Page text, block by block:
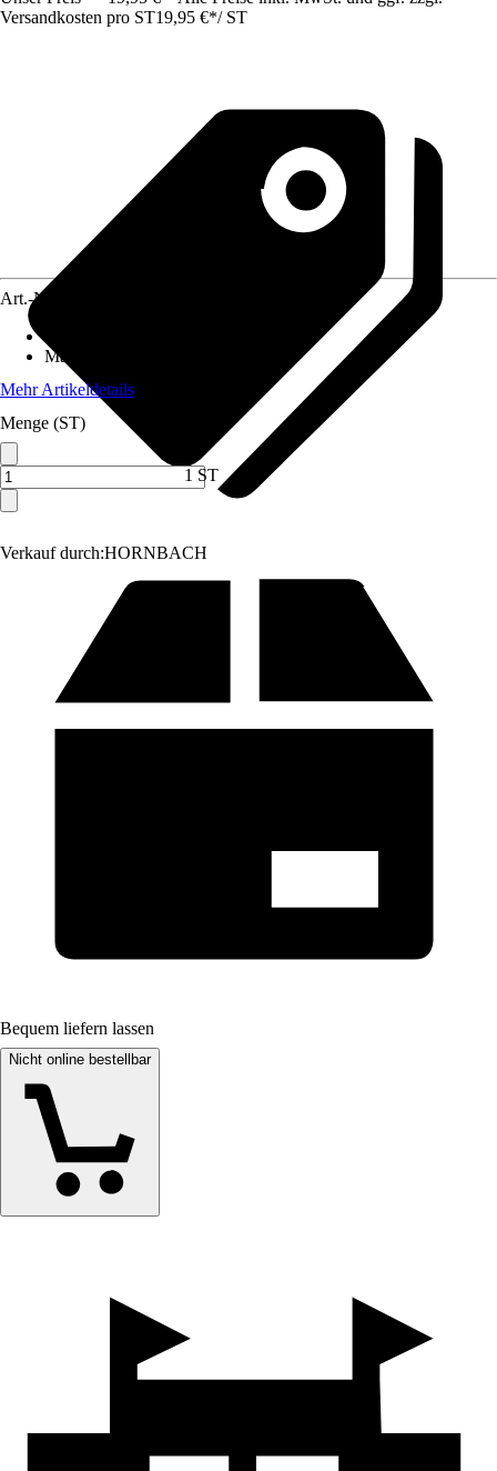
Versandkosten pro ST19,95 €*/ ST
Verkauf durch:HORNBACH
Art.-Nr.
Material
Mehr Artikeldetails
Menge (ST)
1 ST
Bequem liefern lassen
Nicht online bestellbar